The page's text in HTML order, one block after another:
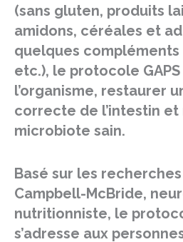
(sans gluten, produits
amidons, céréales et
quelques
etc.), le protocole
l’organisme, restaurer
correcte de l’intestin
microbiote sain.
Basé sur les
Campbell-McBride,
nutritionniste, le
s’adresse aux